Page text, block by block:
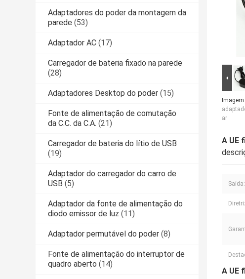
Adaptadores do poder da montagem da
parede (53)
Adaptador AC (17)
Carregador de bateria fixado na parede
(28)
Adaptadores Desktop do poder (15)
Fonte de alimentação de comutação
da C.C. da C.A. (21)
Carregador de bateria do lítio de USB
(19)
Adaptador do carregador do carro de
USB (5)
Adaptador da fonte de alimentação do
diodo emissor de luz (11)
Adaptador permutável do poder (8)
Fonte de alimentação do interruptor de
quadro aberto (14)
ar
A UE
Saída:
A UE